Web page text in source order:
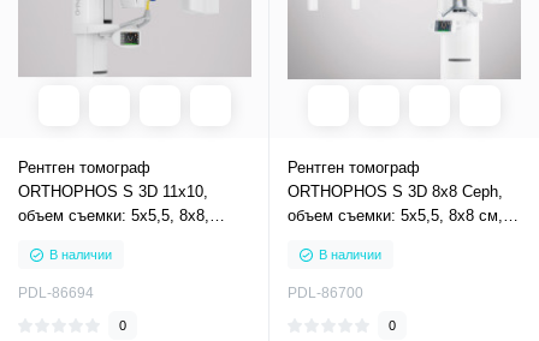
Рентген томограф
ORTHOPHOS S 3D 11х10,
объем съемки: 5х5,5, 8х8,
компьютерный томограф
В наличии
PDL-86694
0
Рентген томограф
ORTHOPHOS S 3D 8х8 Ceph,
объем съемки: 5х5,5, 8х8 см, с
стоматологический
компьютерный томограф
В наличии
PDL-86700
0